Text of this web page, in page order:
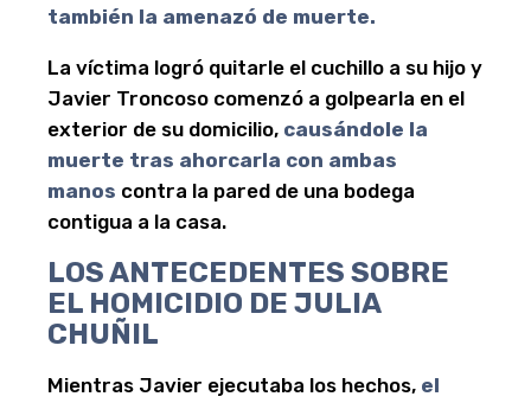
también la amenazó de muerte.
La víctima logró quitarle el cuchillo a su hijo y
Javier Troncoso comenzó a golpearla en el
exterior de su domicilio, causándole la
muerte tras ahorcarla con ambas
manos contra la pared de una bodega
contigua a la casa.
LOS ANTECEDENTES SOBRE
EL HOMICIDIO DE JULIA
CHUÑIL
Mientras Javier ejecutaba los hechos, el